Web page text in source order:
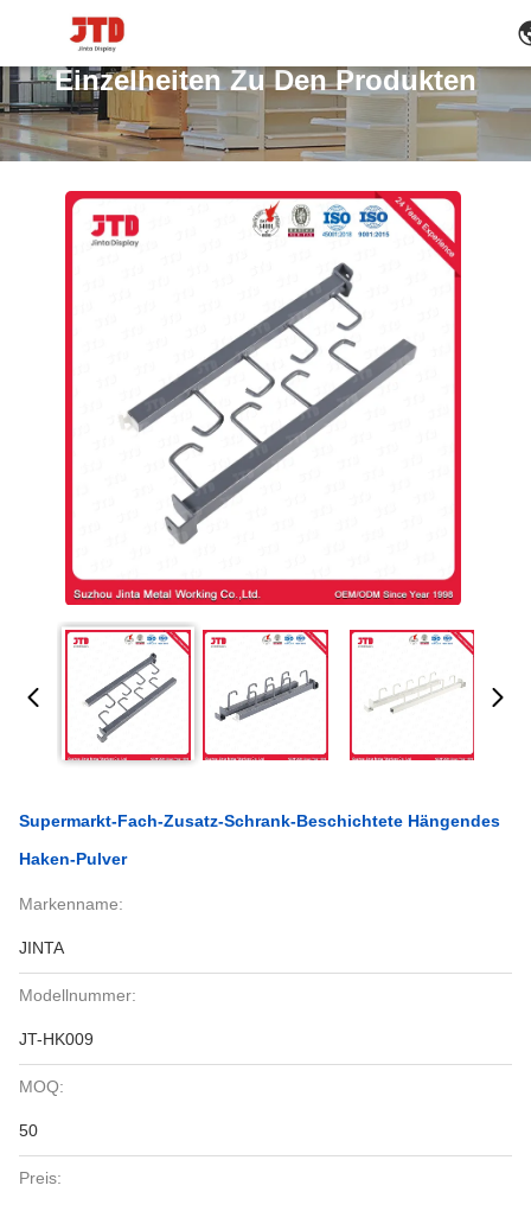
Einzelheiten Zu Den Produkten
Supermarkt-Fach-Zusatz-Schrank-Beschichtete Hängendes
Haken-Pulver
Markenname:
JINTA
Modellnummer:
JT-HK009
MOQ:
50
Preis: